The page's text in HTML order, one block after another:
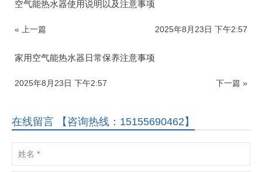
空气能热水器使用说明以及注意事项
« 上一篇 2025年8月23日 下午2:57
家用空气能热水器日常保养注意事项
下一篇 »
2025年8月23日 下午2:57
在线留言 【咨询热线：15155690462】